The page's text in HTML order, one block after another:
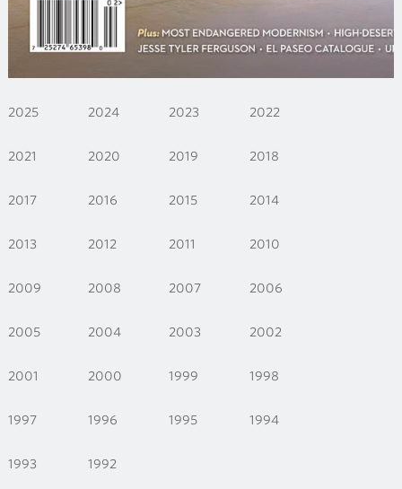
2025 2024 2023 2022
2021 2020 2019 2018
2017 2016 2015 2014
2013 2012 2011 2010
2009 2008 2007 2006
2005 2004 2003 2002
2001 2000 1999 1998
1997 1996 1995 1994
1993 1992